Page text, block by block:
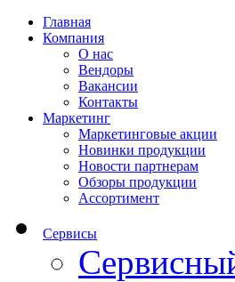
Главная
Компания
О нас
Вендоры
Вакансии
Контакты
Маркетинг
Маркетинговые акции
Новинки продукции
Новости партнерам
Обзоры продукции
Ассортимент
Сервисы